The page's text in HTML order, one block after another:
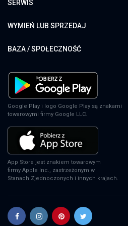
The Wolf Among
Series - Season 1
SERWIS
WYMIEŃ LUB SPRZEDAJ
BAZA / SPOŁECZNOŚĆ
Google Play i logo Google Play są znakami
towarowymi firmy Google LLC.
App Store jest znakiem towarowym
firmy Apple Inc., zastrzeżonym w
Stanach Zjednoczonych i innych krajach.